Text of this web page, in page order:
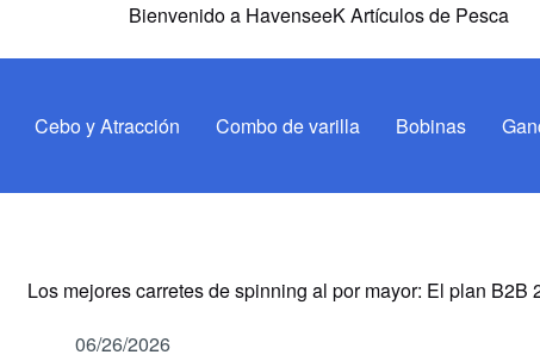
Bienvenido a HavenseeK Artículos de Pesca
Cebo y Atracción Combo de varilla Bobinas
Los mejores carretes de spinning al por mayor: El plan
06/26/2026